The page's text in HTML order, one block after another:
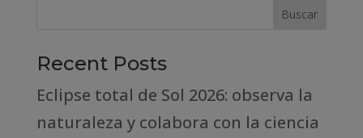
Recent Posts
Eclipse total de Sol 2026: observa la
naturaleza y colabora con la ciencia